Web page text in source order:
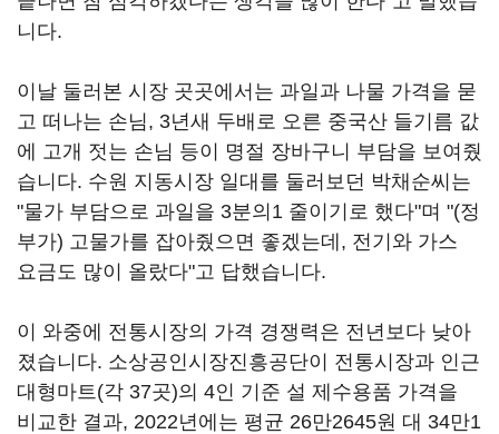
니다.
이날 둘러본 시장 곳곳에서는 과일과 나물 가격을 묻
고 떠나는 손님, 3년새 두배로 오른 중국산 들기름 값
에 고개 젓는 손님 등이 명절 장바구니 부담을 보여줬
습니다. 수원 지동시장 일대를 둘러보던 박채순씨는
"물가 부담으로 과일을 3분의1 줄이기로 했다"며 "(정
부가) 고물가를 잡아줬으면 좋겠는데, 전기와 가스
요금도 많이 올랐다"고 답했습니다.
이 와중에 전통시장의 가격 경쟁력은 전년보다 낮아
졌습니다. 소상공인시장진흥공단이 전통시장과 인근
대형마트(각 37곳)의 4인 기준 설 제수용품 가격을
비교한 결과, 2022년에는 평균 26만2645원 대 34만1